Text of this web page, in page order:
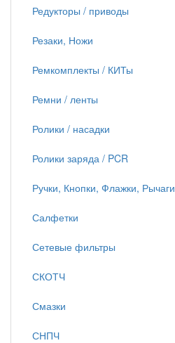
Редукторы / приводы
Резаки, Ножи
Ремкомплекты / КИТы
Ремни / ленты
Ролики / насадки
Ролики заряда / PCR
Ручки, Кнопки, Флажки, Рычаги
Салфетки
Сетевые фильтры
СКОТЧ
Смазки
СНПЧ